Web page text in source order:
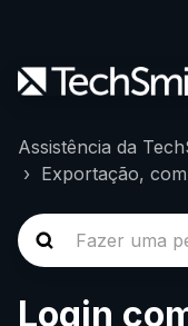
Assistência da
Exportação,
Login